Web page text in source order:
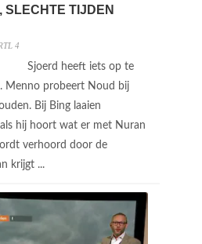
SLECHTE TIJDEN
4
Sjoerd heeft iets op te
Menno probeert Noud bij
Bij Bing laaien
hij hoort wat er met Nuran
verhoord door de
krijgt ...